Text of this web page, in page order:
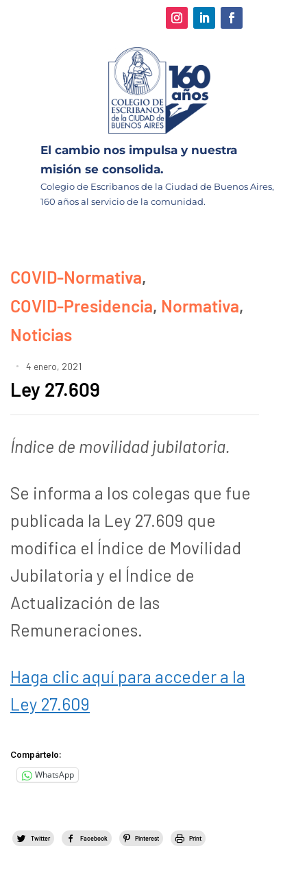
El cambio nos impulsa y nuestra
misión se consolida.
Colegio de Escribanos de la Ciudad de Buenos Aires,
160 años al servicio de la comunidad.
COVID-Normativa,
COVID-Presidencia, Normativa,
Noticias
4 enero, 2021
Ley 27.609
Índice de movilidad jubilatoria.
Se informa a los colegas que fue
publicada la Ley 27.609 que
modifica el Índice de Movilidad
Jubilatoria y el Índice de
Actualización de las
Remuneraciones.
Haga clic aquí para acceder a la
Ley 27.609
Compártelo:
WhatsApp
Twitter Facebook Pinterest Print